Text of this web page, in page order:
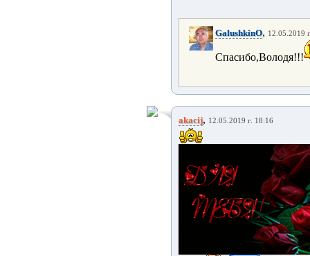
GalushkinO, 12.05.2019
Спасибо,Володя!!!
akacij, 12.05.2019 г. 18:16